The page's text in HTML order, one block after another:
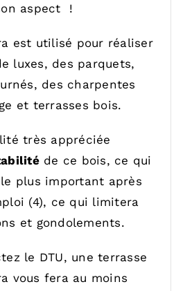
aspect !
est utilisé pour réaliser
luxes, des parquets,
des charpentes
et terrasses bois.
très appréciée
de ce bois, ce qui
plus important après
(4), ce qui limitera
et gondolements.
le DTU, une terrasse
vous fera au moins